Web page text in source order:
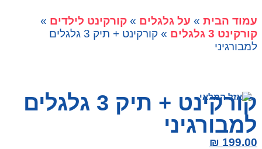
עמוד הבית » על גלגלים » קורקינט לילדים »
קורקינט 3 גלגלים
» קורקינט + תיק 3 גלגלים
למבורגיני
קורקינט + תיק 3 גלגלים
למבורגיני
₪ 199.00